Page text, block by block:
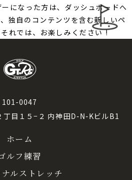
になった方は、 ダッシュボードへ
独自のコンテンツを含む新しいペ
れでは、お楽しみください !
101-0047
丁目１５−２ 内神田D-N-KビルB1
ホーム
ルフ練習
ルストレッチ